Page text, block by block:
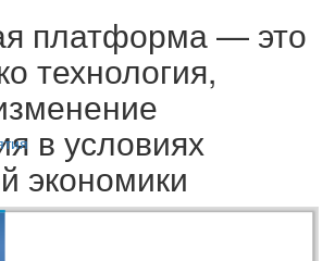
платформа — это
технология,
в условиях
экономики